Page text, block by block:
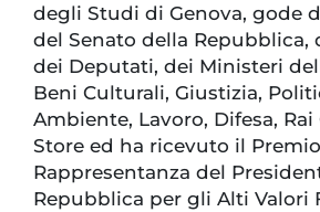
degli Studi di Genova, gode
del Senato della Repubblica,
dei Deputati, dei Ministeri
Beni Culturali, Giustizia,
Ambiente, Lavoro, Difesa, Rai
Store ed ha ricevuto il
Rappresentanza del
Repubblica per gli Alti Valori